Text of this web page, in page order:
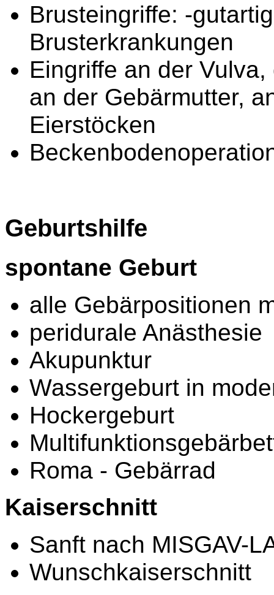
Brusteingriffe: -
Brusterkrankungen
Eingriffe an der
an der Gebärmutter,
Eierstöcken
Geburtshilfe
spontane Geburt
alle Gebärpositionen
peridurale Anästhesie
Akupunktur
Wassergeburt in
Hockergeburt
Roma - Gebärrad
Kaiserschnitt
Sanft nach MISGAV-
Wunschkaiserschnitt